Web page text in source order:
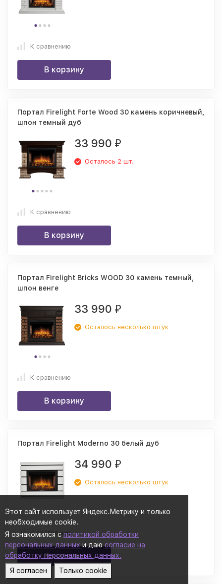
Этот сайт использует Яндекс.Метрику и только
необходимые cookie.
Я ознакомился сполитикой обработки
персональных данныхи даюсогласие на
обработку персональных данных.
Я согласен
Только cookie
К сравнению
В корзину
Портал Firelight Forte Wood 30 камень коричневый,
шпон темный дуб
33 990 ₽
Осталось 2 шт.
К сравнению
В корзину
Портал Firelight Bricks WOOD 30 камень темный,
шпон венге
33 990 ₽
Осталось несколько штук
К сравнению
В корзину
Портал Firelight Moderno 30 белый дуб
34 990 ₽
Осталось несколько штук
К сравнению
В корзину